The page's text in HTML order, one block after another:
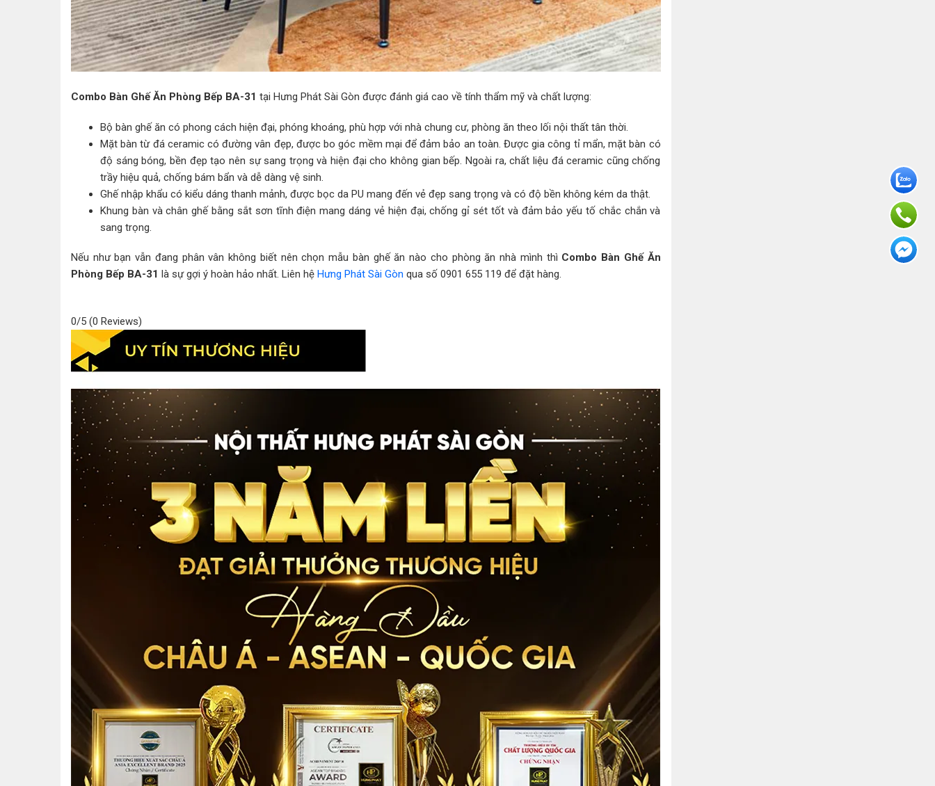
Combo Bàn Ghế Ăn Phòng Bếp BA-31 tại Hưng Phát Sài Gòn được đánh giá cao về tính thẩm mỹ và chất lượng:
Bộ bàn ghế ăn có phong cách hiện đại, phóng khoáng, phù hợp với nhà chung cư, phòng ăn theo lối nội thất tân thời.
Mặt bàn từ đá ceramic có đường vân đẹp, được bo góc mềm mại để đảm bảo an toàn. Được gia công tỉ mẩn, mặt bàn có
độ sáng bóng, bền đẹp tạo nên sự sang trọng và hiện đại cho không gian bếp. Ngoài ra, chất liệu đá ceramic cũng chống
trầy hiệu quả, chống bám bẩn và dễ dàng vệ sinh.
Ghế nhập khẩu có kiểu dáng thanh mảnh, được bọc da PU mang đến vẻ đẹp sang trọng và có độ bền không kém da thật.
Khung bàn và chân ghế bằng sắt sơn tĩnh điện mang dáng vẻ hiện đại, chống gỉ sét tốt và đảm bảo yếu tố chắc chắn và
sang trọng.
Nếu như bạn vẫn đang phân vân không biết nên chọn mẫu bàn ghế ăn nào cho phòng ăn nhà mình thì Combo Bàn Ghế Ăn
Phòng Bếp BA-31 là sự gợi ý hoàn hảo nhất. Liên hệ Hưng Phát Sài Gòn qua số 0901 655 119 để đặt hàng.
0/5 (0 Reviews)